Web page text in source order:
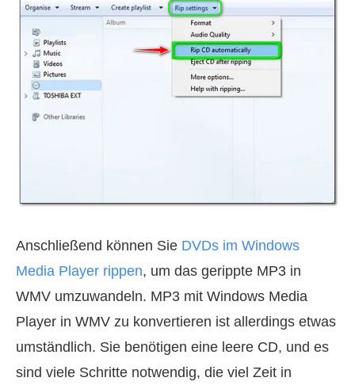
Anschließend können Sie DVDs im Windows
Media Player rippen, um das gerippte MP3 in
WMV umzuwandeln. MP3 mit Windows Media
Player in WMV zu konvertieren ist allerdings etwas
umständlich. Sie benötigen eine leere CD, und es
sind viele Schritte notwendig, die viel Zeit in